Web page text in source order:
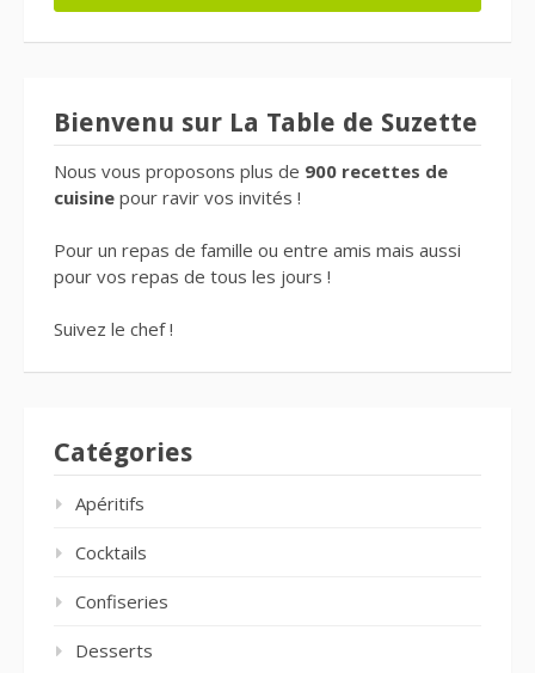
Bienvenu sur La Table de Suzette
Nous vous proposons plus de 900 recettes de
cuisine pour ravir vos invités !
Pour un repas de famille ou entre amis mais aussi
pour vos repas de tous les jours !
Suivez le chef !
Catégories
Apéritifs
Cocktails
Confiseries
Desserts